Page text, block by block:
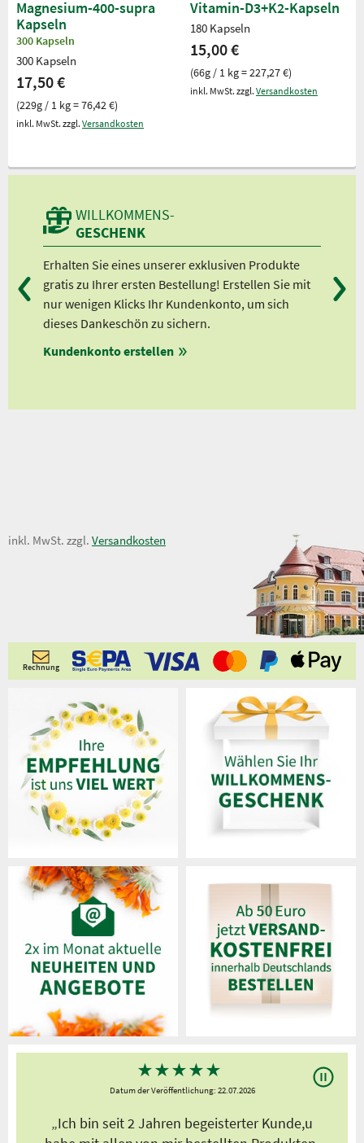
Magnesium-400-supra
Kapseln
300 Kapseln
300 Kapseln
17,50 €
(229g / 1 kg = 76,42 €)
inkl. MwSt. zzgl. Versandkosten
Vitamin-D3+K2-Kapseln
180 Kapseln
15,00 €
(66g / 1 kg = 227,27 €)
inkl. MwSt. zzgl. Versandkosten
WILLKOMMENS-
GESCHENK
Erhalten Sie eines unserer exklusiven Produkte
gratis zu Ihrer ersten Bestellung! Erstellen Sie mit
nur wenigen Klicks Ihr Kundenkonto, um sich
dieses Dankeschön zu sichern.
Kundenkonto erstellen
Ab
9,90 €
inkl. MwSt. zzgl. Versandkosten
Rechnung
★★★★★
Datum der Veröffentlichung: 22.07.2026
„Ich bin seit 2 Jahren begeisterter Kunde,u